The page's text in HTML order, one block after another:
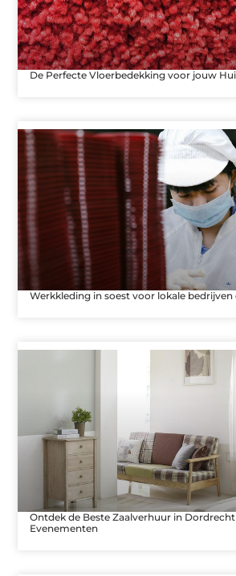
De Perfecte Vloerbedekking voor jouw
Werkkleding in soest voor lokale bedrijven
Ontdek de Beste Zaalverhuur in
Evenementen